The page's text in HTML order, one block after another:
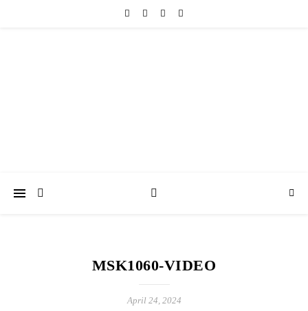
MSK1060-VIDEO
April 24, 2024